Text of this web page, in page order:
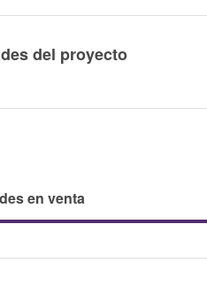
del proyecto
en venta